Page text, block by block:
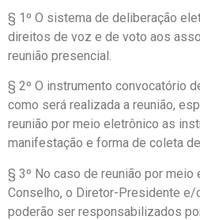
§ 1º O sistema de deliberação
direitos de voz e de voto aos
reunião presencial.
§ 2º O instrumento convocatório
como será realizada a reunião,
reunião por meio eletrônico as
manifestação e forma de coleta
§ 3º No caso de reunião por
Conselho, o Diretor-Presidente e/
poderão ser responsabilizados